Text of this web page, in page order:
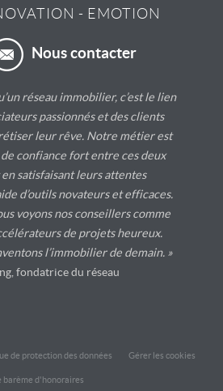
- EMOTION
Nous contacter
réseau immobilier, c’est le lien
passionnés et des clients
leur rêve. Notre métier est
confiance fort entre ces deux
satisfaisant leurs attentes
d’outils novateurs et efficaces.
voyons nos conseillers comme
de projets heureux.
l’immobilier de demain. »
fondatrice du réseau
de protection des données Gérer les cookies
barème d'honoraires